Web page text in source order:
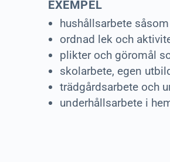
EXEMPEL
hushållsarbete
ordnad lek och
plikter och göromål
skolarbete, egen
trädgårdsarbete och
underhållsarbete i